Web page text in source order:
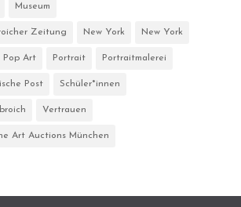
Museum
Zeitung New York New York
Pop Art Portrait Portraitmalerei
Post Schüler*innen
Vertrauen
Art Auctions München